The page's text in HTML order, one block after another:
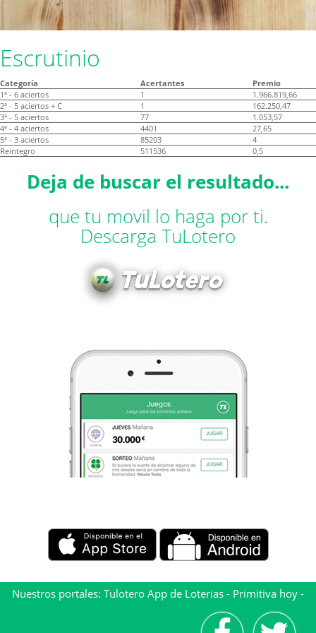
Escrutinio
Categoría Acertantes
Premio
1ª - 6 aciertos
1
1.966.819,66
2ª - 5 aciertos + C
1
162.250,47
3ª - 5 aciertos
77
1.053,57
4ª - 4 aciertos
4401
27,65
5ª - 3 aciertos
85203
4
Reintegro
511536 0,5
Deja de buscar el resultado...
que tu movil lo haga por ti.
Descarga TuLotero
Nuestros portales: Tulotero App de Loterias - Primitiva hoy -